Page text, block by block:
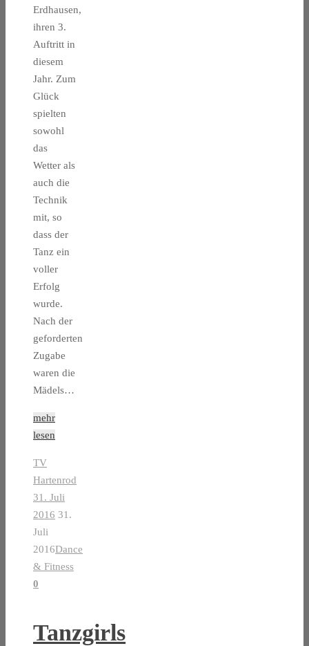
Erdhausen,
ihren 3.
Auftritt in
diesem
Jahr. Zum
Glück
spielten
sowohl
das
Wetter als
auch die
Technik
mit, so
dass der
Tanz ein
voller
Erfolg
wurde.
Nach der
geforderten
Zugabe
waren die
Mädels…
mehr
lesen
TV
Hartenrod
31. Juli
2016 31.
Juli
2016Dance
& Fitness
0
Tanzgirls